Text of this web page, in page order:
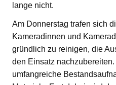
lange nicht.
Am Donnerstag trafen sich
Kameradinnen und
gründlich zu reinigen, die
den Einsatz
umfangreiche